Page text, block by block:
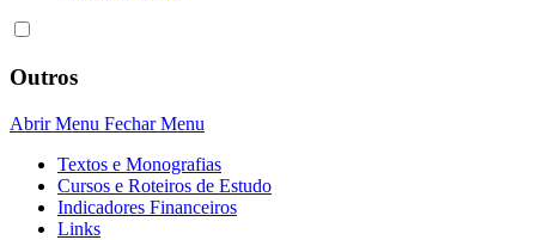
Outros
Abrir Menu Fechar Menu
Textos e Monografias
Cursos e Roteiros de Estudo
Indicadores Financeiros
Links